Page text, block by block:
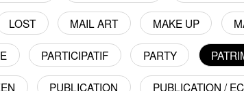
LOST MAIL ART MAKE UP
PARTICIPATIF PARTY
PUBLICATION PUBLICATION /